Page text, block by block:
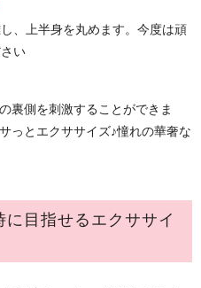
、上半身を丸めます。今度は頑
い
裏側を刺激することができま
っとエクササイズ♪憧れの華奢な
目指せるエクササイ